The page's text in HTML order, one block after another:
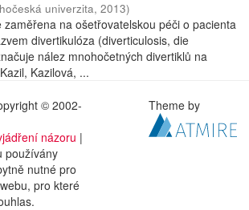
univerzita, 2013)
zaměřena na ošetřovatelskou péči o pacienta
divertikulóza (diverticulosis, die
nález mnohočetných divertiklů na
Kazilová, ...
© 2002-
názoru |
používány
nutné pro
pro které
Theme by